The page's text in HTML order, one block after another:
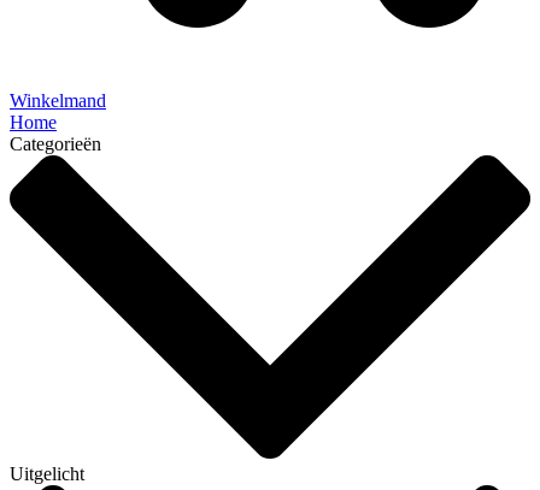
Winkelmand
Home
Categorieën
Uitgelicht